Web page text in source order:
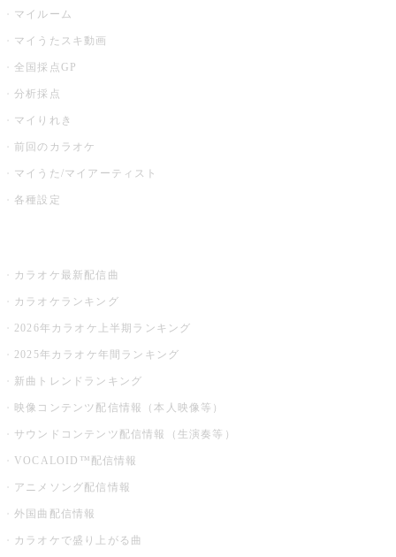
マイルーム
マイうたスキ動画
全国採点GP
分析採点
マイりれき
前回のカラオケ
マイうた/マイアーティスト
各種設定
カラオケ最新配信曲
カラオケランキング
2026年カラオケ上半期ランキング
2025年カラオケ年間ランキング
新曲トレンドランキング
映像コンテンツ配信情報（本人映像等）
サウンドコンテンツ配信情報（生演奏等）
VOCALOID™配信情報
アニメソング配信情報
外国曲配信情報
カラオケで盛り上がる曲